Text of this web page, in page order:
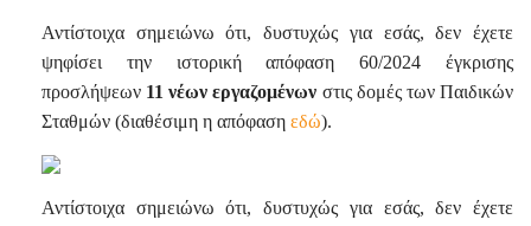
Αντίστοιχα σημειώνω ότι, δυστυχώς για εσάς, δεν έχετε
ψηφίσει την ιστορική απόφαση 60/2024 έγκρισης
προσλήψεων 11 νέων εργαζομένων στις δομές των Παιδικών
Σταθμών (διαθέσιμη η απόφαση εδώ).
Αντίστοιχα σημειώνω ότι, δυστυχώς για εσάς, δεν έχετε